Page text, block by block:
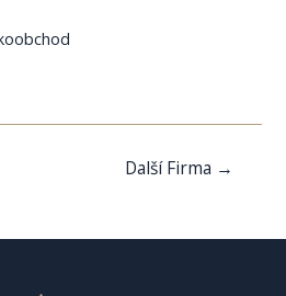
Další Firma →